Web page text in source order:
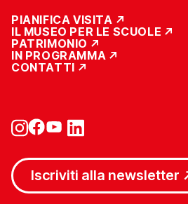
PIANIFICA VISITA
IL MUSEO PER LE SCUOLE
PATRIMONIO
IN PROGRAMMA
CONTATTI
Iscriviti alla newsletter